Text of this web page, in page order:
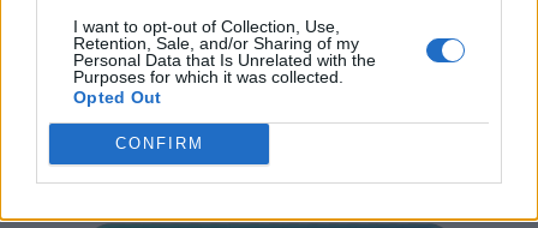
I want to opt-out of Collection, Use,
Retention, Sale, and/or Sharing of my
Personal Data that Is Unrelated with the
Purposes for which it was collected.
Opted Out
CONFIRM